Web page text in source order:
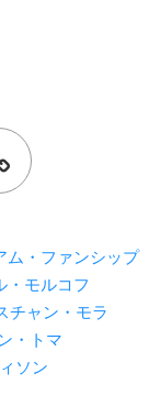
・ファンシップ
モルコフ
チャン・モラ
・トマ
ソン